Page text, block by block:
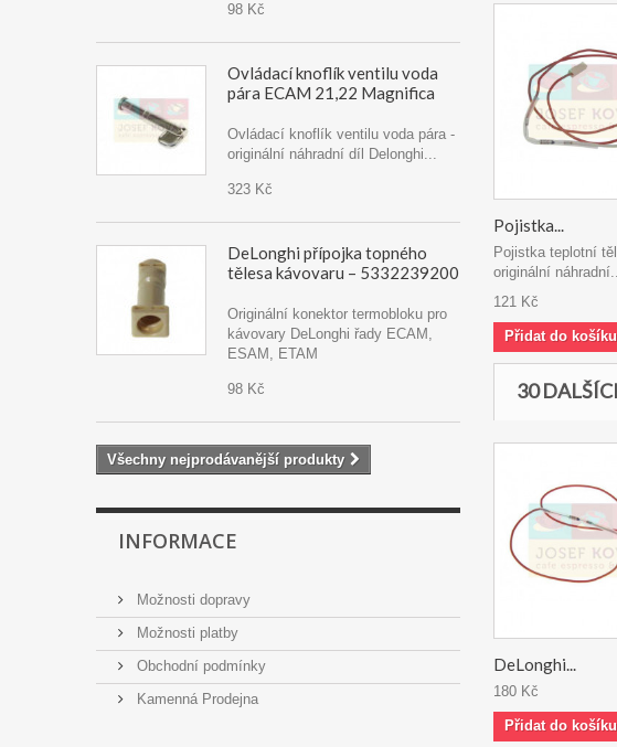
98 Kč
Ovládací knoflík ventilu voda
pára ECAM 21,22 Magnifica
Ovládací knoflík ventilu voda pára -
originální náhradní díl Delonghi...
323 Kč
DeLonghi přípojka topného
tělesa kávovaru – 5332239200
Originální konektor termobloku pro
kávovary DeLonghi řady ECAM,
ESAM, ETAM
98 Kč
Všechny nejprodávanější produkty
INFORMACE
Možnosti dopravy
Možnosti platby
Obchodní podmínky
Kamenná Prodejna
Pojistka...
Pojistka teplotní
originální
121 Kč
Přidat do košíku
30
DeLonghi...
180 Kč
Přidat do košíku